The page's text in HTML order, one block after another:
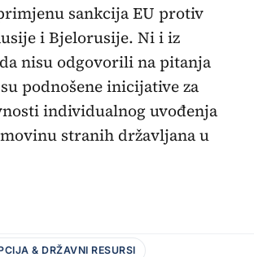
sankcija EU protiv
i Bjelorusije. Ni i iz
nisu odgovorili na pitanja
podnošene inicijative za
individualnog uvođenja
stranih državljana u
& DRŽAVNI RESURSI